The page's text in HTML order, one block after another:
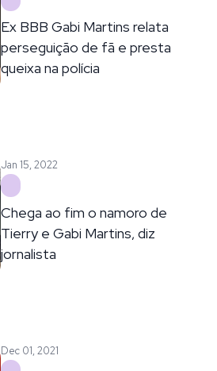
Ex BBB Gabi Martins relata
perseguição de fã e presta
queixa na polícia
Jan 15, 2022
Chega ao fim o namoro de
Tierry e Gabi Martins, diz
jornalista
Dec 01, 2021